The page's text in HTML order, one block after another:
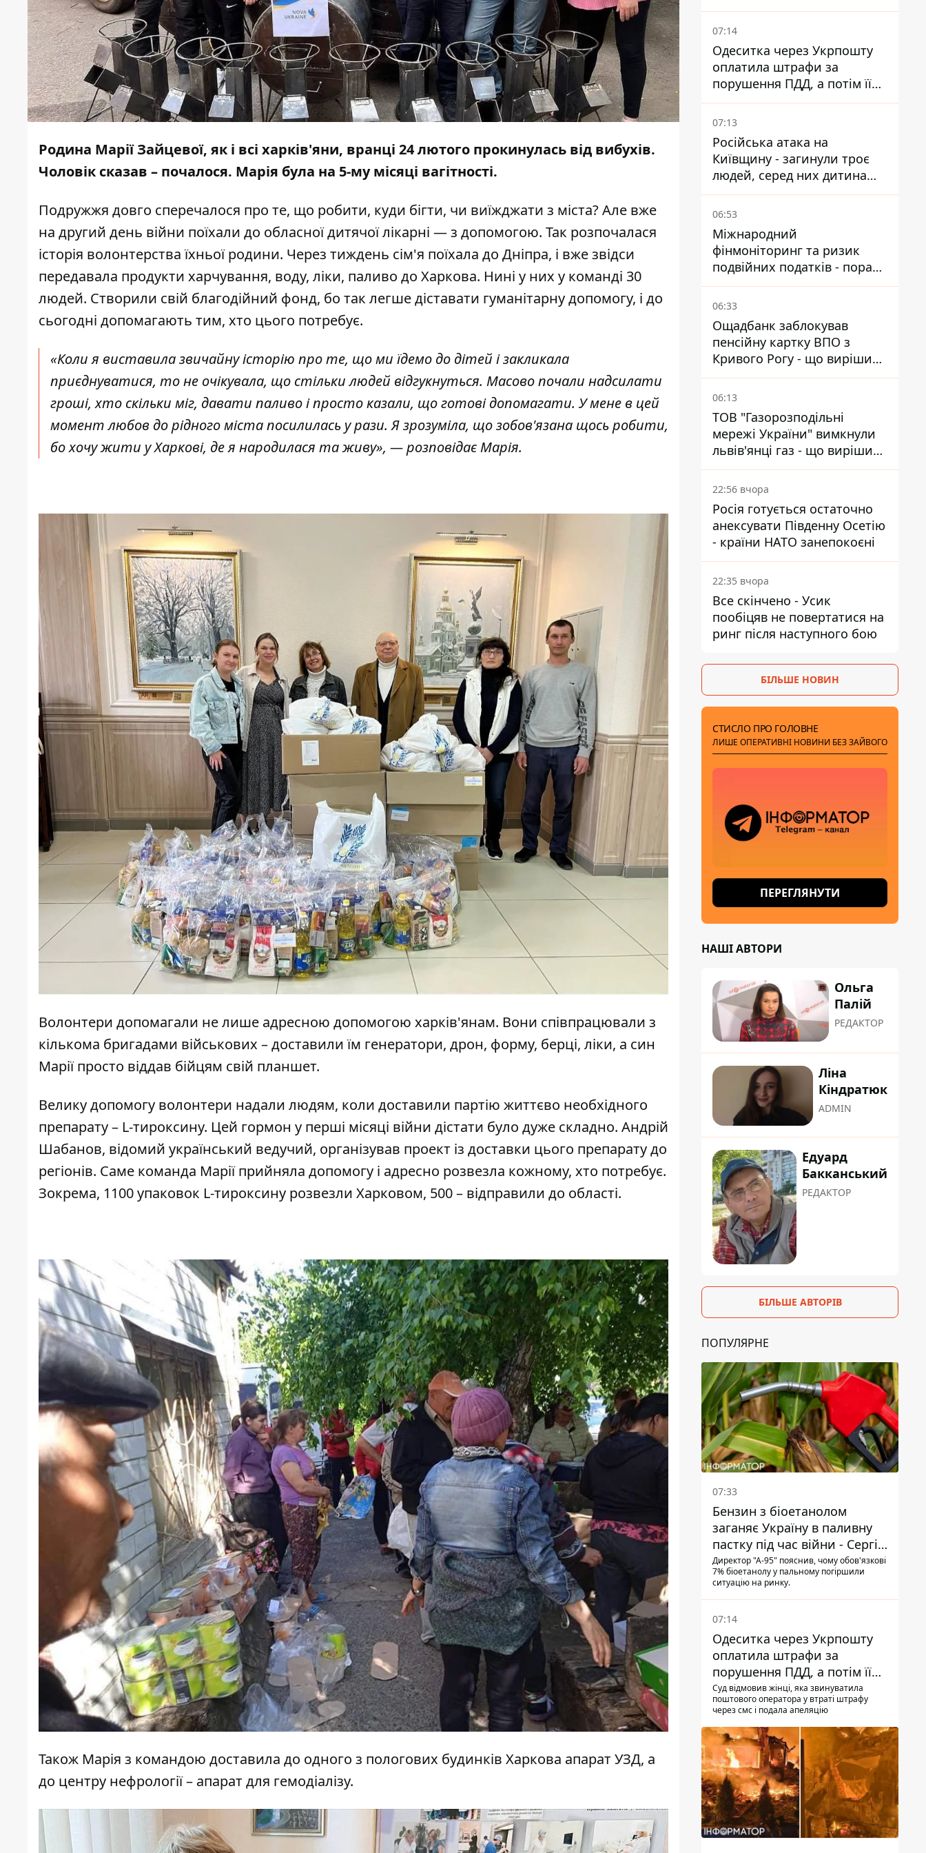
Родина Марії Зайцевої, як і всі харків'яни, вранці 24 лютого прокинулась від вибухів.
Чоловік сказав – почалося. Марія була на 5-му місяці вагітності.
Подружжя довго сперечалося про те, що робити, куди бігти, чи виїжджати з міста? Але вже
на другий день війни поїхали до обласної дитячої лікарні — з допомогою. Так розпочалася
історія волонтерства їхньої родини. Через тиждень сім'я поїхала до Дніпра, і вже звідси
передавала продукти харчування, воду, ліки, паливо до Харкова. Нині у них у команді 30
людей. Створили свій благодійний фонд, бо так легше діставати гуманітарну допомогу, і до
сьогодні допомагають тим, хто цього потребує.
«Коли я виставила звичайну історію про те, що ми їдемо до дітей і закликала
приєднуватися, то не очікувала, що стільки людей відгукнуться. Масово почали надсилати
гроші, хто скільки міг, давати паливо і просто казали, що готові допомагати. У мене в цей
момент любов до рідного міста посилилась у рази. Я зрозуміла, що зобов'язана щось робити,
бо хочу жити у Харкові, де я народилася та живу», — розповідає Марія.
Волонтери допомагали не лише адресною допомогою харків'янам. Вони співпрацювали з
кількома бригадами військових – доставили їм генератори, дрон, форму, берці, ліки, а син
Марії просто віддав бійцям свій планшет.
Велику допомогу волонтери надали людям, коли доставили партію життєво необхідного
препарату – L-тироксину. Цей гормон у перші місяці війни дістати було дуже складно. Андрій
Шабанов, відомий український ведучий, організував проект із доставки цього препарату до
регіонів. Саме команда Марії прийняла допомогу і адресно розвезла кожному, хто потребує.
Зокрема, 1100 упаковок L-тироксину розвезли Харковом, 500 – відправили до області.
Також Марія з командою доставила до одного з пологових будинків Харкова апарат УЗД, а
до центру нефрології – апарат для гемодіалізу.
07:14
Одеситка через Укрпошту
оплатила штрафи за
порушення ПДД, а потім її
рахунки заблокували - в
чому причина і що вирішив
07:13
Російська атака на
Київщину - загинули троє
людей, серед них дитина
2022 року народження
06:53
Міжнародний
фінмоніторинг та ризик
подвійних податків - поради
українцям в Польщі
06:33
Ощадбанк заблокував
пенсійну картку ВПО з
Кривого Рогу - що вирішив
суд
06:13
ТОВ "Газорозподільні
мережі України" вимкнули
львів'янці газ - що вирішив
суд
22:56 вчора
Росія готується остаточно
анексувати Південну Осетію
- країни НАТО занепокоєні
22:35 вчора
Все скінчено - Усик
пообіцяв не повертатися на
ринг після наступного бою
БІЛЬШЕ НОВИН
СТИСЛО ПРО ГОЛОВНЕ
ЛИШЕ ОПЕРАТИВНІ НОВИНИ БЕЗ ЗАЙВОГО
ПЕРЕГЛЯНУТИ
НАШІ АВТОРИ
Ольга
Палій
РЕДАКТОР
Ліна
Кіндратюк
ADMIN
Едуард
Бакканський
РЕДАКТОР
БІЛЬШЕ АВТОРІВ
ПОПУЛЯРНЕ
07:33
Бензин з біоетанолом
заганяє Україну в паливну
пастку під час війни - Сергій
Куюн
Директор "А-95" пояснив, чому обов'язкові
7% біоетанолу у пальному погіршили
ситуацію на ринку.
07:14
Одеситка через Укрпошту
оплатила штрафи за
порушення ПДД, а потім її
рахунки заблокували - в
чому причина і що вирішив
Суд відмовив жінці, яка звинуватила
поштового оператора у втраті штрафу
через смс і подала апеляцію